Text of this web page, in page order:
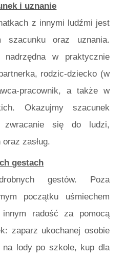
i uznanie
z innymi ludźmi jest
szacunku oraz uznania.
w praktycznie
rodzic-dziecko (w
pracownik, a także w
Okazujmy szacunek
zwracanie się do ludzi,
zasług.
gestach
gestów. Poza
początku uśmiechem
radość za pomocą
zaparz ukochanej osobie
na lody po szkole, kup dla